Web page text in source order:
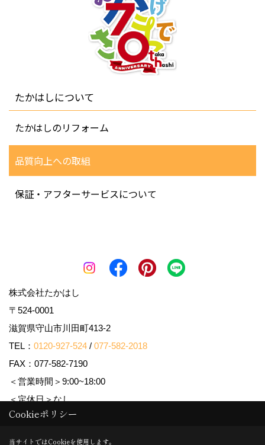
たかはしについて
たかはしのリフォーム
品質向上への取組
保証・アフターサービスについて
株式会社たかはし
〒524-0001
滋賀県守山市川田町413-2
TEL： 0120-927-524 / 077-582-2018
FAX：077-582-7190
＜営業時間＞9:00~18:00
＜定休日＞なし
Cookieポリシー
当サイトではCookieを使用します。